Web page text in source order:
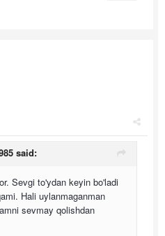
said:
Sevgi to'ydan keyin bo'ladi
Hali uylanmaganman
sevmay qolishdan